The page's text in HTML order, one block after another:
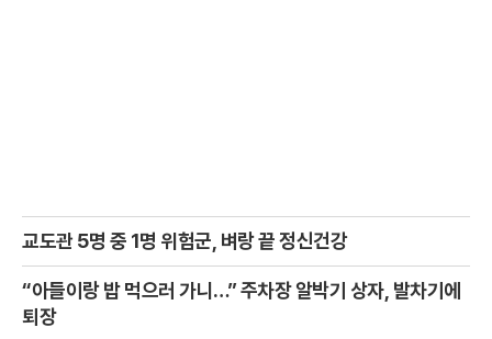
교도관 5명 중 1명 위험군, 벼랑 끝 정신건강
“아들이랑 밥 먹으러 가니…” 주차장 알박기 상자, 발차기에
퇴장